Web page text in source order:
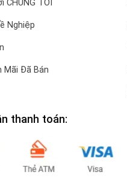
CHÚNG TÔI
Nghiệp
Mãi Đã Bán
thanh toán: